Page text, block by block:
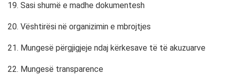
19. Sasi shumë e madhe dokumentesh
20. Vështirësi në organizimin e mbrojtjes
21. Mungesë përgjigjeje ndaj kërkesave të të akuzuarve
22. Mungesë transparence